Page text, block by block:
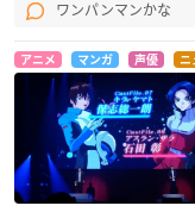
ワンパンマンかな
アニメ マンガ 声優 ニ